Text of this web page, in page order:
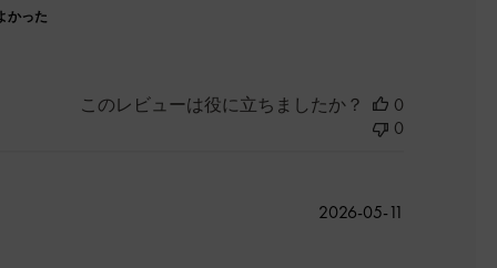
かった
このレビューは役に立ちましたか？
0
0
2026-05-11